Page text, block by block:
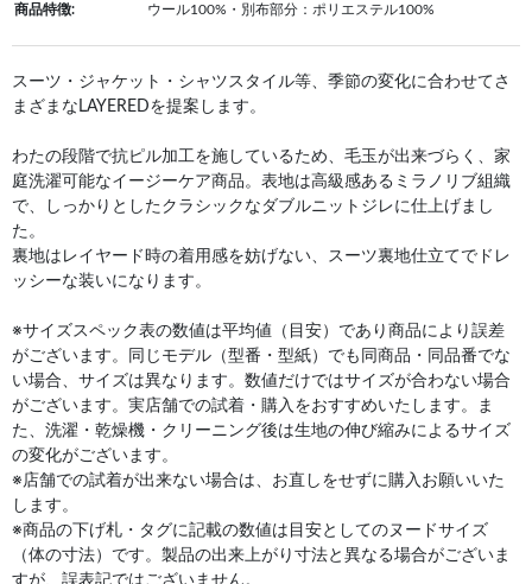
商品特徴: ウール100%・別布部分：ポリエステル100%
スーツ・ジャケット・シャツスタイル等、季節の変化に合わせてさ
まざまなLAYEREDを提案します。
わたの段階で抗ピル加工を施しているため、毛玉が出来づらく、家
庭洗濯可能なイージーケア商品。表地は高級感あるミラノリブ組織
で、しっかりとしたクラシックなダブルニットジレに仕上げまし
た。
裏地はレイヤード時の着用感を妨げない、スーツ裏地仕立てでドレ
ッシーな装いになります。
※サイズスペック表の数値は平均値（目安）であり商品により誤差
がございます。同じモデル（型番・型紙）でも同商品・同品番でな
い場合、サイズは異なります。数値だけではサイズが合わない場合
がございます。実店舗での試着・購入をおすすめいたします。ま
た、洗濯・乾燥機・クリーニング後は生地の伸び縮みによるサイズ
の変化がございます。
※店舗での試着が出来ない場合は、お直しをせずに購入お願いいた
します。
※商品の下げ札・タグに記載の数値は目安としてのヌードサイズ
（体の寸法）です。製品の出来上がり寸法と異なる場合がございま
すが、誤表記ではございません。